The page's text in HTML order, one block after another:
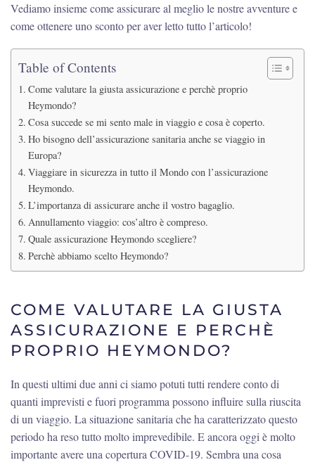
Vediamo insieme come assicurare al meglio le nostre avventure e
come ottenere uno sconto per aver letto tutto l’articolo!
Table of Contents
Come valutare la giusta assicurazione e perchè proprio
Heymondo?
Cosa succede se mi sento male in viaggio e cosa è coperto.
Ho bisogno dell’assicurazione sanitaria anche se viaggio in
Europa?
Viaggiare in sicurezza in tutto il Mondo con l’assicurazione
Heymondo.
L’importanza di assicurare anche il vostro bagaglio.
Annullamento viaggio: cos’altro è compreso.
Quale assicurazione Heymondo scegliere?
Perchè abbiamo scelto Heymondo?
COME VALUTARE LA GIUSTA
ASSICURAZIONE E PERCHÈ
PROPRIO HEYMONDO?
In questi ultimi due anni ci siamo potuti tutti rendere conto di
quanti imprevisti e fuori programma possono influire sulla riuscita
di un viaggio. La situazione sanitaria che ha caratterizzato questo
periodo ha reso tutto molto imprevedibile. E ancora oggi è molto
importante avere una copertura COVID-19. Sembra una cosa